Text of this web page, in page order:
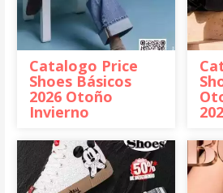
Catalogo Price
Shoes Básicos
2026 Otoño
Invierno